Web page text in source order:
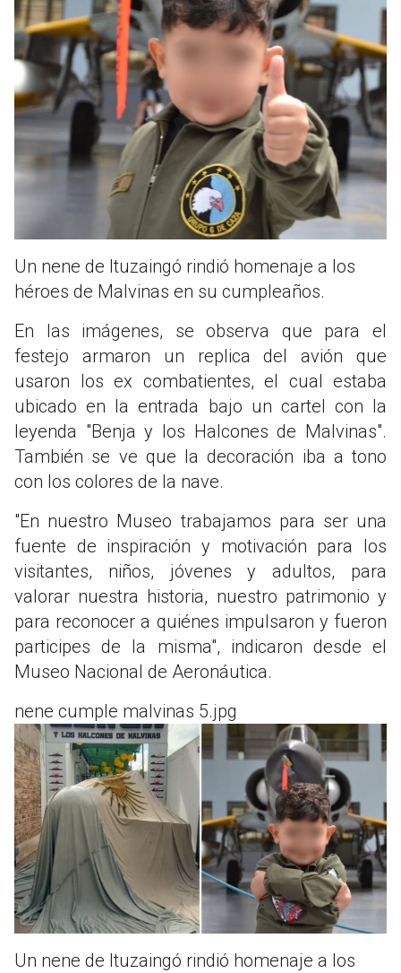
Un nene de Ituzaingó rindió homenaje a los
héroes de Malvinas en su cumpleaños.
En las imágenes, se observa que para el
festejo armaron un replica del avión que
usaron los ex combatientes, el cual estaba
ubicado en la entrada bajo un cartel con la
leyenda "Benja y los Halcones de Malvinas".
También se ve que la decoración iba a tono
con los colores de la nave.
"En nuestro Museo trabajamos para ser una
fuente de inspiración y motivación para los
visitantes, niños, jóvenes y adultos, para
valorar nuestra historia, nuestro patrimonio y
para reconocer a quiénes impulsaron y fueron
participes de la misma", indicaron desde el
Museo Nacional de Aeronáutica.
nene cumple malvinas 5.jpg
Un nene de Ituzaingó rindió homenaje a los